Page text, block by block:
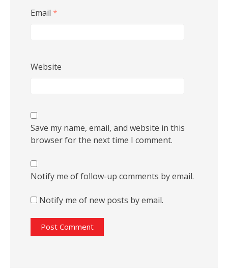
Email *
Website
Save my name, email, and website in this
browser for the next time I comment.
Notify me of follow-up comments by email.
Notify me of new posts by email.